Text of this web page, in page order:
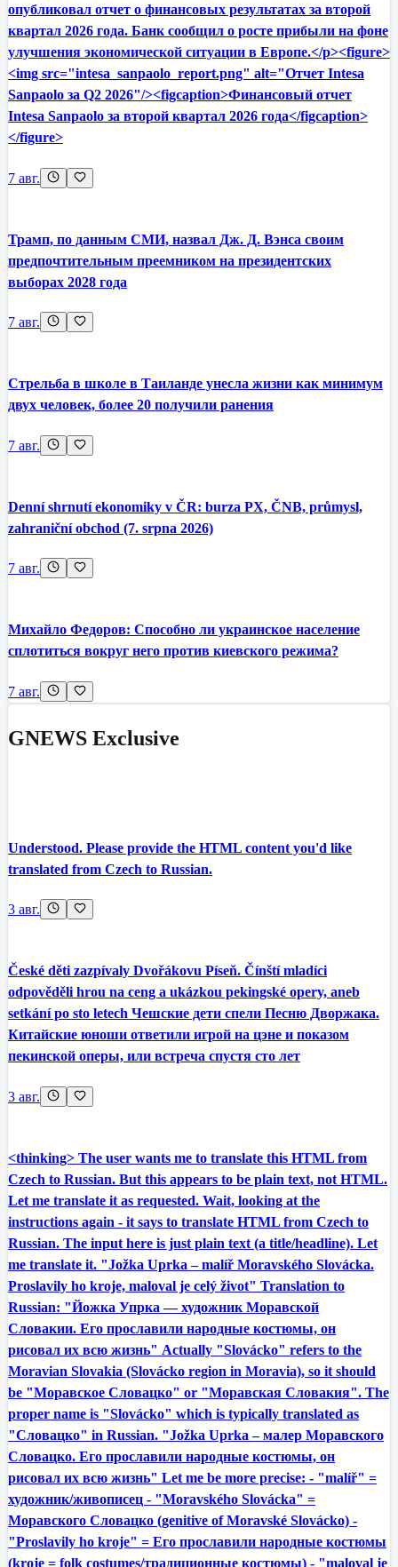
опубликовал отчет о финансовых результатах за второй
квартал 2026 года. Банк сообщил о росте прибыли на фоне
улучшения экономической ситуации в Европе.</p><figure>
<img src="intesa_sanpaolo_report.png" alt="Отчет Intesa
Sanpaolo за Q2 2026"/><figcaption>Финансовый отчет
Intesa Sanpaolo за второй квартал 2026 года</figcaption>
</figure>
7 авг.
Трамп, по данным СМИ, назвал Дж. Д. Вэнса своим
предпочтительным преемником на президентских
выборах 2028 года
7 авг.
Стрельба в школе в Таиланде унесла жизни как минимум
двух человек, более 20 получили ранения
7 авг.
Denní shrnutí ekonomiky v ČR: burza PX, ČNB, průmysl,
zahraniční obchod (7. srpna 2026)
7 авг.
Михайло Федоров: Способно ли украинское население
сплотиться вокруг него против киевского режима?
7 авг.
GNEWS Exclusive
Understood. Please provide the HTML content you'd like
translated from Czech to Russian.
3 авг.
České děti zazpívaly Dvořákovu Píseň. Čínští mladíci
odpověděli hrou na ceng a ukázkou pekingské opery, aneb
setkání po sto letech Чешские дети спели Песню Дворжака.
Китайские юноши ответили игрой на цэне и показом
пекинской оперы, или встреча спустя сто лет
3 авг.
<thinking> The user wants me to translate this HTML from
Czech to Russian. But this appears to be plain text, not HTML.
Let me translate it as requested. Wait, looking at the
instructions again - it says to translate HTML from Czech to
Russian. The input here is just plain text (a title/headline). Let
me translate it. "Jožka Uprka – malíř Moravského Slovácka.
Proslavily ho kroje, maloval je celý život" Translation to
Russian: "Йожка Упрка — художник Моравской
Словакии. Его прославили народные костюмы, он
рисовал их всю жизнь" Actually "Slovácko" refers to the
Moravian Slovakia (Slovácko region in Moravia), so it should
be "Моравское Словацко" or "Моравская Словакия". The
proper name is "Slovácko" which is typically translated as
"Словацко" in Russian. "Jožka Uprka – малер Моравского
Словацко. Его прославили народные костюмы, он
рисовал их всю жизнь" Let me be more precise: - "malíř" =
художник/живописец - "Moravského Slovácka" =
Моравского Словацко (genitive of Moravské Slovácko) -
"Proslavily ho kroje" = Его прославили народные костюмы
(kroje = folk costumes/традиционные костюмы) - "maloval je